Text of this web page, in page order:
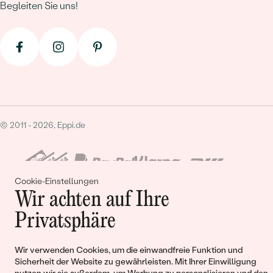
Cookie-Einstellungen
Wir achten auf Ihre
Privatsphäre
Wir verwenden Cookies, um die einwandfreie Funktion und
Sicherheit der Website zu gewährleisten. Mit Ihrer Einwilligung
Begleiten Sie uns!
© 2011 - 2026, Eppi.de
Warenkorb